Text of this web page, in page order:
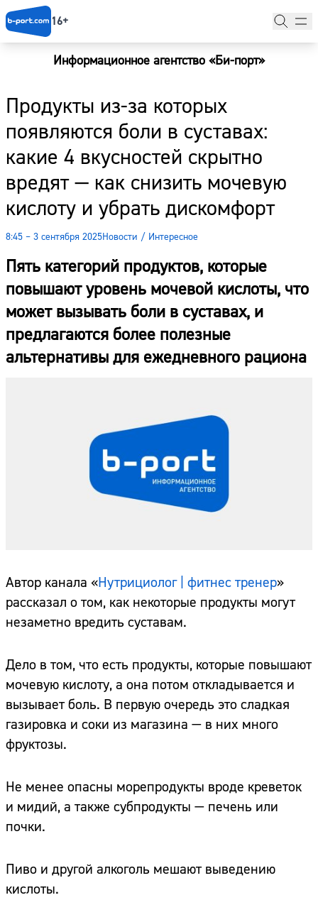
16+
Информационное агентство «Би-порт»
Продукты из-за которых
появляются боли в суставах:
какие 4 вкусностей скрытно
вредят — как снизить мочевую
кислоту и убрать дискомфорт
8:45 – 3 сентября 2025Новости / Интересное
Пять категорий продуктов, которые
повышают уровень мочевой кислоты, что
может вызывать боли в суставах, и
предлагаются более полезные
альтернативы для ежедневного рациона
Автор канала «Нутрициолог | фитнес тренер»
рассказал о том, как некоторые продукты могут
незаметно вредить суставам.
Дело в том, что есть продукты, которые повышают
мочевую кислоту, а она потом откладывается и
вызывает боль. В первую очередь это сладкая
газировка и соки из магазина — в них много
фруктозы.
Не менее опасны морепродукты вроде креветок
и мидий, а также субпродукты — печень или
почки.
Пиво и другой алкоголь мешают выведению
кислоты.
Новости
Наши гости
Фоторепортажи
Погода
Курсы валют